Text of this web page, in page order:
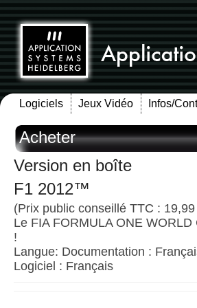
Logiciels Jeux Vidéo Infos/
Acheter
Version en boîte
F1 2012™
(Prix public conseillé TTC :
Le FIA FORMULA ONE
!
Langue: Documentation :
Logiciel : Français